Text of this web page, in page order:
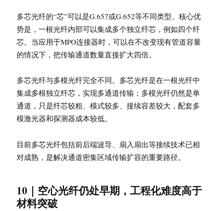
多芯光纤的“芯”可以是G.657或G.652等不同类型。核心优
势是，一根光纤内部可以集成多个独立纤芯，例如四个纤
芯。当应用于MPO连接器时，可以在不改变现有管道容量
的情况下，把传输通道数量直接扩大四倍。
多芯光纤与多模光纤完全不同。多芯光纤是在一根光纤中
集成多根独立纤芯，实现多通道传输；多模光纤仍然是单
通道，只是纤芯较粗、模式较多、接续容差较大，配套多
模激光器和探测器成本较低。
目前多芯光纤包括前后端波导、扇入扇出等接续技术已相
对成熟，是解决通道密集区域传输扩容的重要路径。
10｜空心光纤仍处早期，工程化难度高于
材料突破